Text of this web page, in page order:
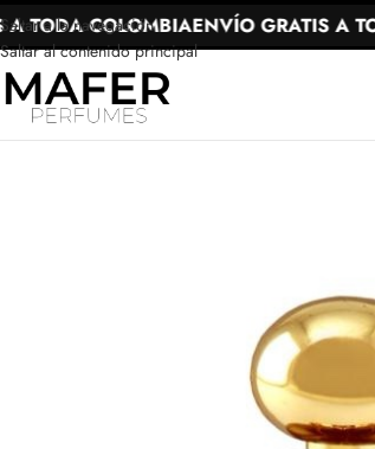
Saltar a la navegación
Saltar al contenido principal
COLOMBIAENVÍO GRATIS A